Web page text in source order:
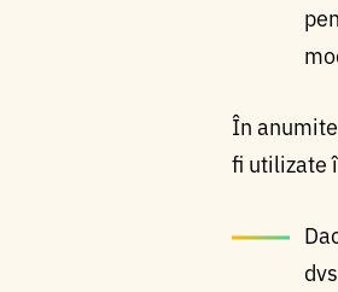
În
fi utilizate